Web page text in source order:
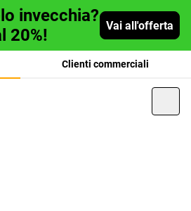
invecchia?
20%!
Vai all'offerta
Clienti commerciali